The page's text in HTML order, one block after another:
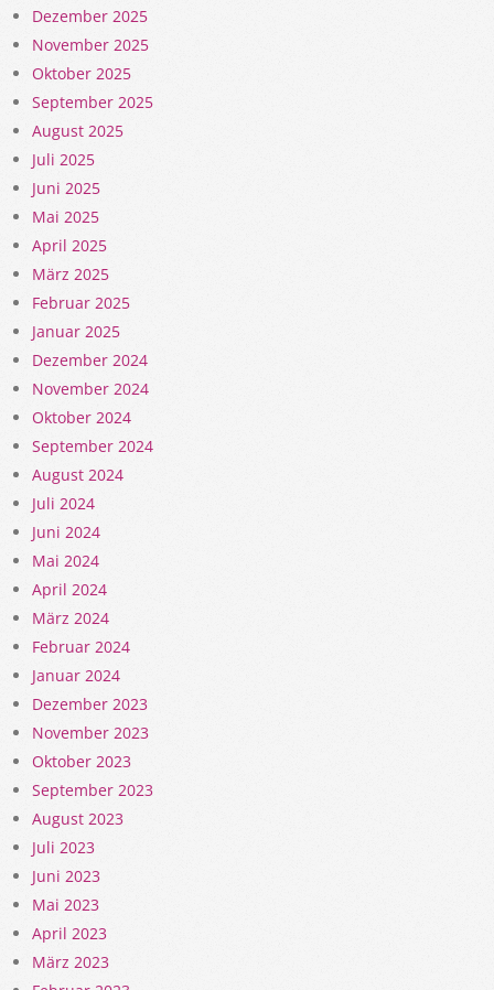
Dezember 2025
November 2025
Oktober 2025
September 2025
August 2025
Juli 2025
Juni 2025
Mai 2025
April 2025
März 2025
Februar 2025
Januar 2025
Dezember 2024
November 2024
Oktober 2024
September 2024
August 2024
Juli 2024
Juni 2024
Mai 2024
April 2024
März 2024
Februar 2024
Januar 2024
Dezember 2023
November 2023
Oktober 2023
September 2023
August 2023
Juli 2023
Juni 2023
Mai 2023
April 2023
März 2023